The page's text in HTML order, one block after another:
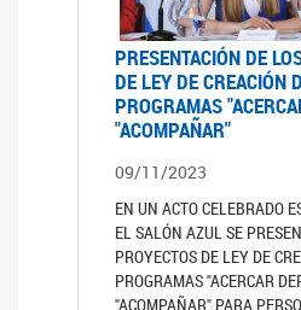
PRESENTACIÓN DE
DE LEY DE CREACIÓN
PROGRAMAS
"ACOMPAÑAR"
09/11/2023
EN UN ACTO CELEBRADO
EL SALÓN AZUL SE
PROYECTOS DE LEY DE
PROGRAMAS "ACERCAR
"ACOMPAÑAR" PARA